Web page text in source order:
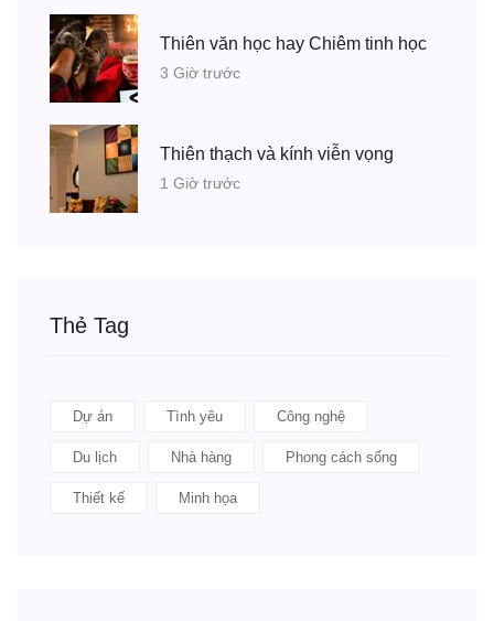
Thiên văn học hay Chiêm tinh học
3 Giờ trước
Thiên thạch và kính viễn vọng
1 Giờ trước
Thẻ Tag
Dự án Tình yêu Công nghệ
Du lịch Nhà hàng Phong cách sống
Thiết kế Minh họa